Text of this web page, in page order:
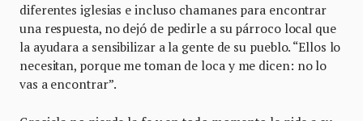
diferentes iglesias e incluso chamanes para encontrar
una respuesta, no dejó de pedirle a su párroco local que
la ayudara a sensibilizar a la gente de su pueblo. “Ellos lo
necesitan, porque me toman de loca y me dicen: no lo
vas a encontrar”.